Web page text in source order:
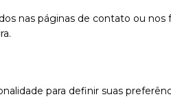
nas páginas de contato ou
para definir suas